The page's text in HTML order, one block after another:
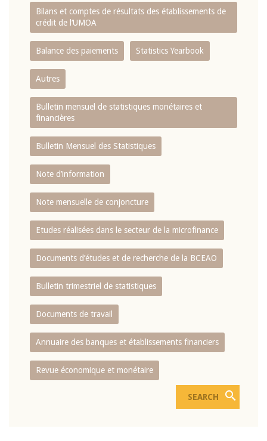
Bilans et comptes de résultats des établissements de
crédit de l‘UMOA
Balance des paiements Statistics Yearbook
Autres
Bulletin mensuel de statistiques monétaires et
financières
Bulletin Mensuel des Statistiques
Note d’information
Note mensuelle de conjoncture
Etudes réalisées dans le secteur de la microfinance
Documents d’études et de recherche de la BCEAO
Bulletin trimestriel de statistiques
Documents de travail
Annuaire des banques et établissements financiers
Revue économique et monétaire